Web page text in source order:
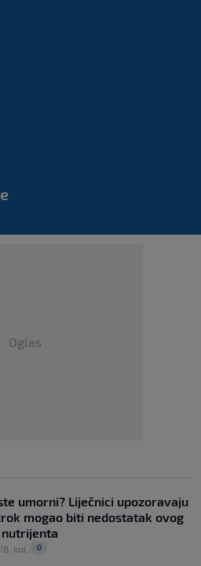
Oglas
umorni? Liječnici upozoravaju
mogao biti nedostatak ovog
8. kol. 0